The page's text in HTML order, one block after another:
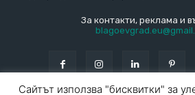
За контакти, реклама и
Сайтът използва "бисквитки" за